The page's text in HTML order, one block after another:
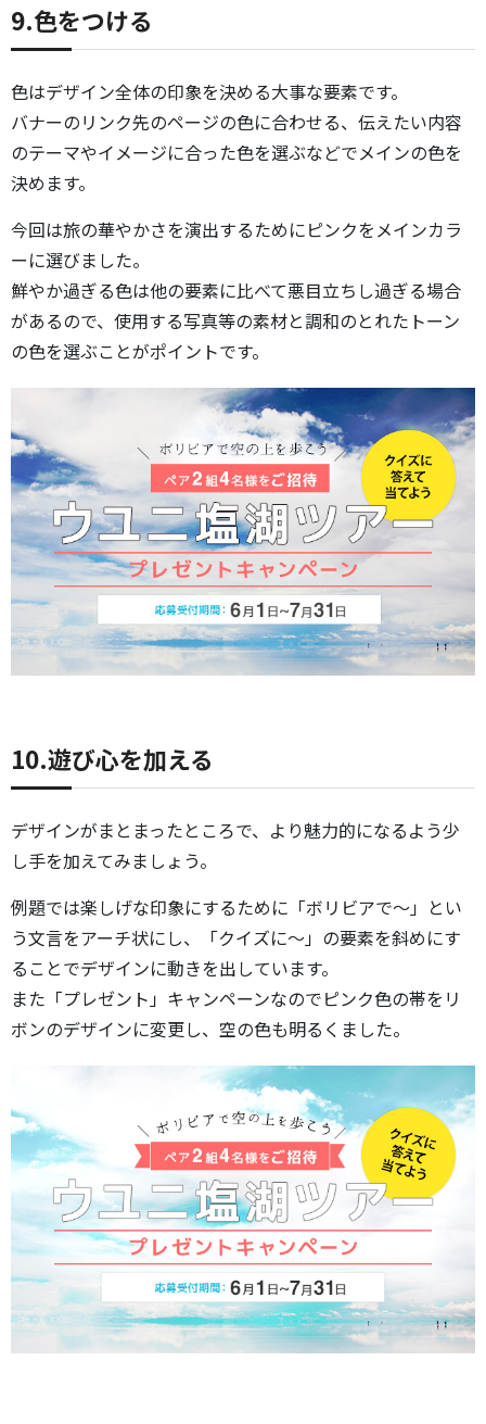
9.色をつける
色はデザイン全体の印象を決める大事な要素です。
バナーのリンク先のページの色に合わせる、伝えたい内容
のテーマやイメージに合った色を選ぶなどでメインの色を
決めます。
今回は旅の華やかさを演出するためにピンクをメインカラ
ーに選びました。
鮮やか過ぎる色は他の要素に比べて悪目立ちし過ぎる場合
があるので、使用する写真等の素材と調和のとれたトーン
の色を選ぶことがポイントです。
10.遊び心を加える
デザインがまとまったところで、より魅力的になるよう少
し手を加えてみましょう。
例題では楽しげな印象にするために「ボリビアで～」とい
う文言をアーチ状にし、「クイズに～」の要素を斜めにす
ることでデザインに動きを出しています。
また「プレゼント」キャンペーンなのでピンク色の帯をリ
ボンのデザインに変更し、空の色も明るくました。